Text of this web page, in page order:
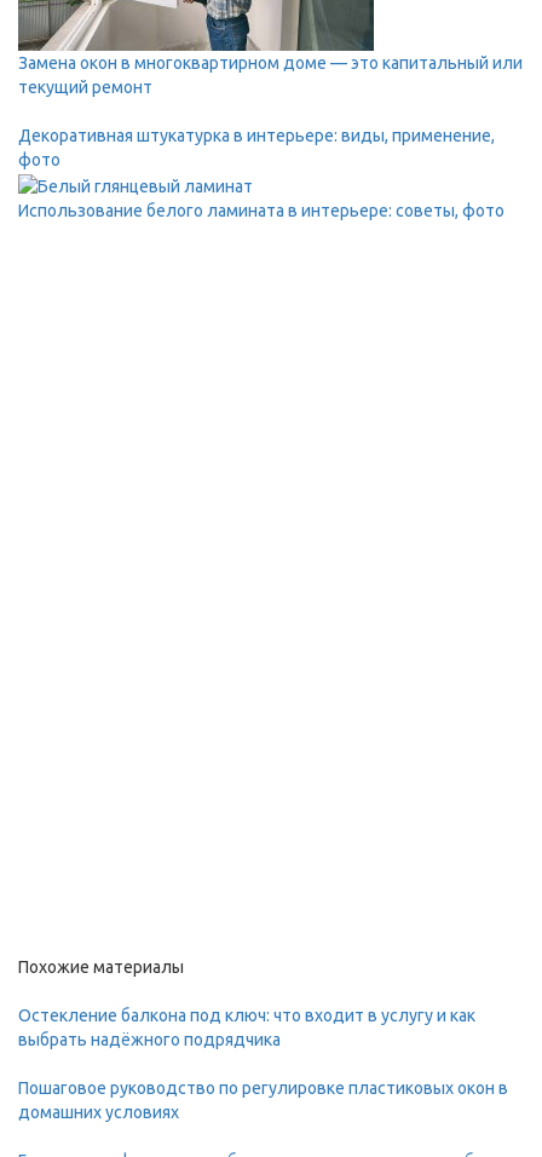
Замена окон в многоквартирном доме — это капитальный или
текущий ремонт
Декоративная штукатурка в интерьере: виды, применение,
фото
Использование белого ламината в интерьере: советы, фото
Похожие материалы
Остекление балкона под ключ: что входит в услугу и как
выбрать надёжного подрядчика
Пошаговое руководство по регулировке пластиковых окон в
домашних условиях